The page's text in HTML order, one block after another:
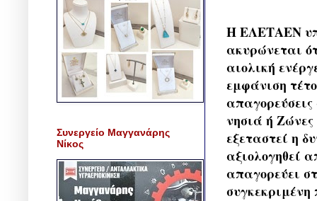
Η ΕΛΕΤΑΕΝ
ακυρώνεται
αιολική
εμφάνιση
νησιά ή
εξεταστεί η
αξιολογηθεί
απαγορεύει
Συνεργείο Μαγγανάρης
Νίκος